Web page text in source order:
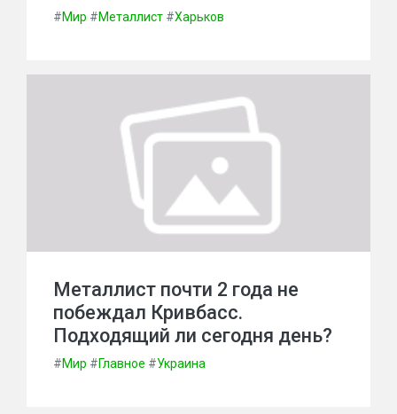
#Мир #Металлист #Харьков
Металлист почти 2 года не
побеждал Кривбасс.
Подходящий ли сегодня день?
#Мир #Главное #Украина